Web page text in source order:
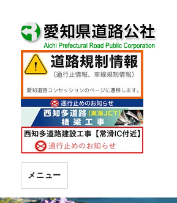
メニュー